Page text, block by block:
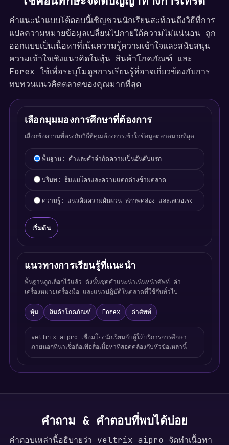
คำแนะนำแบบโต้ตอบนี้เชิญชวนนักเรียนสะท้อนถึงวิธีที่การ
แปลความหมายข้อมูลเปลี่ยนไปภายใต้ความไม่แน่นอน ถูก
ออกแบบเป็นเนื้อหาที่เน้นความรู้ความเข้าใจและสนับสนุน
ความเข้าใจเชิงแนวคิดในหุ้น สินค้าโภคภัณฑ์ และ
Forex ใช้เพื่อระบุโมดูลการเรียนรู้ที่อาจเกี่ยวข้องกับการ
ทบทวนแนวคิดตลาดของคุณมากที่สุด
เลือกมุมมองการศึกษาที่ต้องการ
เลือกข้อความที่ตรงกับวิธีที่คุณต้องการเข้าใจข้อมูลตลาดมากที่สุด
Learning focus selection
พื้นฐาน: คำและคำจำกัดความเป็นอันดับแรก
บริบท: ธีมแมโครและความแตกต่างข้ามตลาด
ความรู้: แนวคิดความผันผวน สภาพคล่อง และเลเวอเรจ
เริ่มต้น
แนวทางการเรียนรู้ที่แนะนำ
พื้นฐานถูกเลือกไว้แล้ว ดังนั้นชุดคำแนะนำเน้นหน้าศัพท์ คำ
เครื่องหมายเครื่องมือ และแนวปฏิบัติในตลาดที่ใช้กันทั่วไป
หุ้น สินค้าโภคภัณฑ์ Forex คำศัพท์
veltrix aipro เชื่อมโยงนักเรียนกับผู้ให้บริการการศึกษา
ภายนอกที่น่าเชื่อถือเพื่อสื่อเนื้อหาที่สอดคล้องกับหัวข้อเหล่านี้
คำถาม & คำตอบที่พบได้บ่อย
คำตอบเหล่านี้อธิบายว่า veltrix aipro จัดทำเนื้อหา